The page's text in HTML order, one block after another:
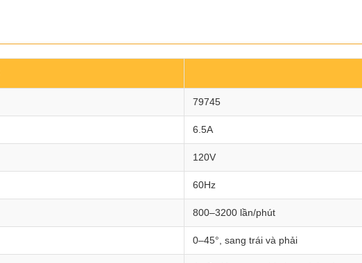
79745
6.5A
120V
60Hz
800–3200 lần/phút
0–45°, sang trái và phải